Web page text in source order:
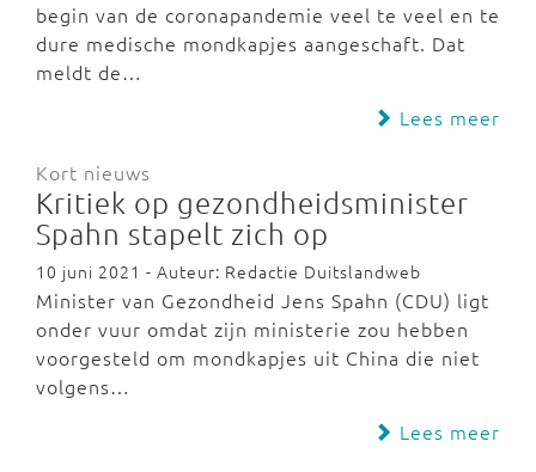
begin van de coronapandemie veel te veel en te
dure medische mondkapjes aangeschaft. Dat
meldt de…
Lees meer
Kort nieuws
Kritiek op gezondheidsminister
Spahn stapelt zich op
10 juni 2021 - Auteur: Redactie Duitslandweb
Minister van Gezondheid Jens Spahn (CDU) ligt
onder vuur omdat zijn ministerie zou hebben
voorgesteld om mondkapjes uit China die niet
volgens…
Lees meer